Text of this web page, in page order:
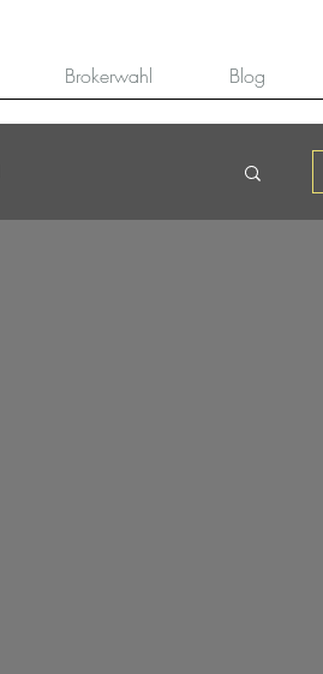
Brokerwahl Blog